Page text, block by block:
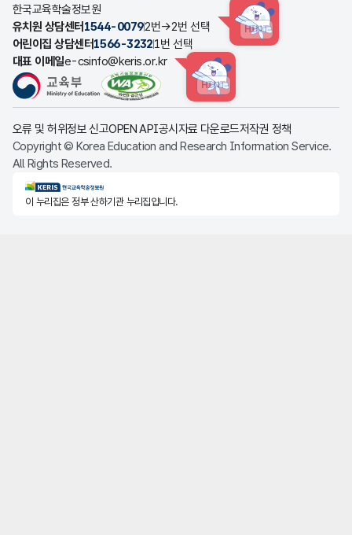
한국교육학술정보원
유치원 상담센터 1544-00792번→2번 선택 HINT
어린이집 상담센터1566-32321번 선택
대표 이메일e-csinfo@keris.or.kr
HINT
오류 및 허위정보 신고OPEN API공시자료 다운로드저작권 정책
Copyright © Korea Education and Research Information Service.
All Rights Reserved.
KERIS한국교육학술정보원
이 누리집은 정부 산하기관 누리집입니다.